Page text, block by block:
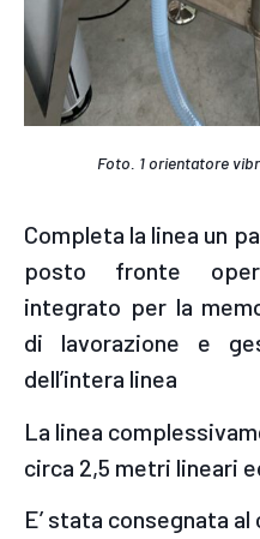
Foto. 1 orientatore
Completa la linea un
posto fronte
integrato per la
di lavorazione e
dell’intera linea
La linea
circa 2,5 metri lineari
E’ stata consegnata